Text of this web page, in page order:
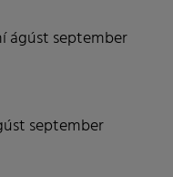
ágúst september
september